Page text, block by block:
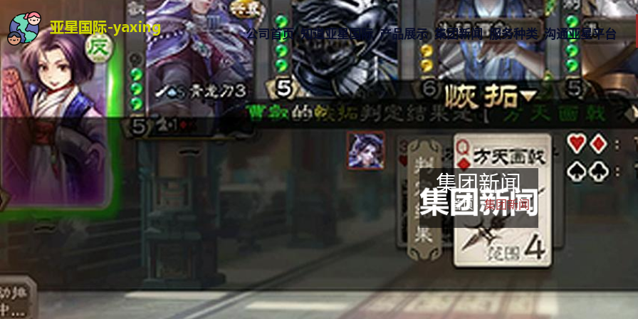
公司首页 知道亚星国际 产品展示 集团新闻 服务种类 沟通亚星平台
集团新闻
首页- 集团新闻